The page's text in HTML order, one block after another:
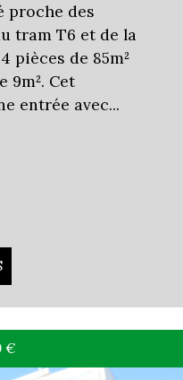
proche des
tram T6 et de la
pièces de 85m²
9m². Cet
entrée avec...
€